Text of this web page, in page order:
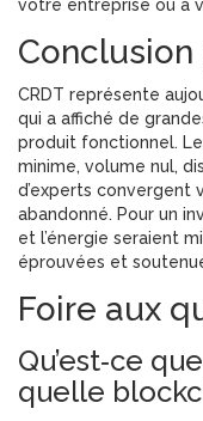
votre entreprise ou à
CRDT représente
qui a affiché de
produit fonctionnel.
minime, volume nul,
d’experts convergent
abandonné. Pour un
et l’énergie seraient
éprouvées et
Foire aux
Qu’est‑ce
quelle